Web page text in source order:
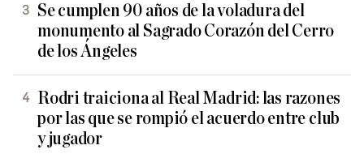
Se cumplen 90 años de la voladura del
monumento al Sagrado Corazón del Cerro
de los Ángeles
Rodri traiciona al Real Madrid: las razones
por las que se rompió el acuerdo entre club
y jugador